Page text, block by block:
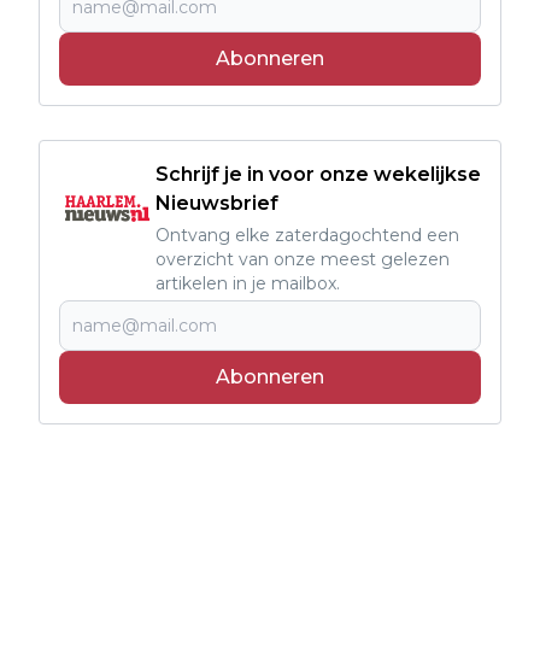
Abonneren
Schrijf je in voor onze wekelijkse
Nieuwsbrief
Ontvang elke zaterdagochtend een
overzicht van onze meest gelezen
artikelen in je mailbox.
Abonneren